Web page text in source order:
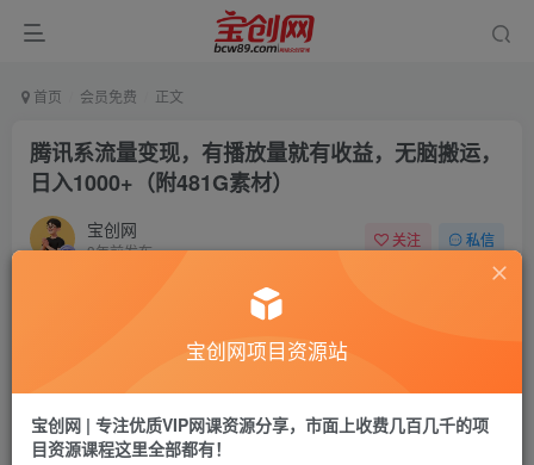
首页 会员免费 正文
腾讯系流量变现，有播放量就有收益，无脑搬运，
日入1000+（附481G素材）
宝创网
3年前发布
关注 私信
宝币9.9 宝币 19.9
宝创网项目资源站
宝创网 | 专注优质VIP网课资源分享，市面上收费几百几千的项
目资源课程这里全部都有！